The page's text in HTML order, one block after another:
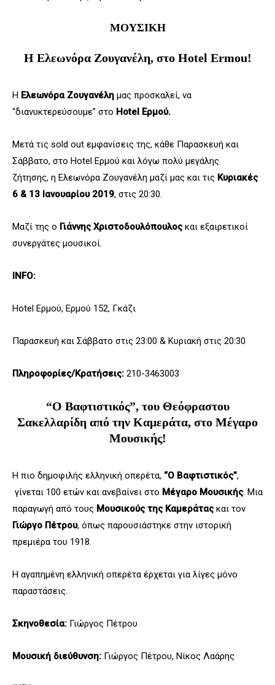
ΜΟΥΣΙΚΗ
Η Ελεωνόρα Ζουγανέλη, στο Hotel Ermou!
Η Ελεωνόρα Ζουγανέλη μας προσκαλεί, να
“διανυκτερεύσουμε” στο Hotel Ερμού.
Μετά τις sold out εμφανίσεις της, κάθε Παρασκευή και
Σάββατο, στο Hotel Ερμού και λόγω πολύ μεγάλης
ζήτησης, η Ελεωνόρα Ζουγανέλη μαζί μας και τις Κυριακές
6 & 13 Ιανουαρίου 2019, στις 20:30.
Μαζί της ο Γιάννης Χριστοδουλόπουλος και εξαιρετικοί
συνεργάτες μουσικοί.
INFO:
Hotel Ερμού, Ερμού 152, Γκάζι
Παρασκευή και Σάββατο στις 23:00 & Κυριακή στις 20:30
Πληροφορίες/Κρατήσεις: 210-3463003
“Ο Βαφτιστικός”, του Θεόφραστου
Σακελλαρίδη από την Καμεράτα, στο Μέγαρο
Μουσικής!
Η πιο δημοφιλής ελληνική οπερέτα, “Ο Βαφτιστικός”,
γίνεται 100 ετών και ανεβαίνει στο Μέγαρο Μουσικής. Μια
παραγωγή από τους Μουσικούς της Καμεράτας και τον
Γιώργο Πέτρου, όπως παρουσιάστηκε στην ιστορική
πρεμιέρα του 1918.
Η αγαπημένη ελληνική οπερέτα έρχεται για λίγες μόνο
παραστάσεις.
Σκηνοθεσία: Γιώργος Πέτρου
Μουσική διεύθυνση: Γιώργος Πέτρου, Νίκος Λαάρης